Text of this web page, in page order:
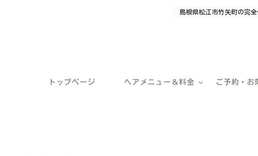
島根県松江市竹矢町の完
トップページ ヘアメニュー＆料金 ご予約・お